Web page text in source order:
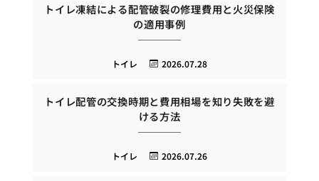
トイレ凍結による配管破裂の修理費用と火災保険
の適用事例
2026.07.28
トイレ
トイレ配管の交換時期と費用相場を知り失敗を避
ける方法
2026.07.26
トイレ